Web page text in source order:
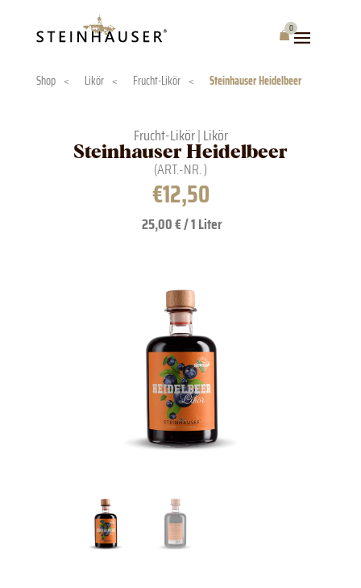
0
Warenkorb
Shop < Likör < Frucht-Likör < Steinhauser Heidelbeer
Frucht-Likör|Likör
Steinhauser Heidelbeer
(ART.-NR.)
€12,50
25,00 € / 1 Liter